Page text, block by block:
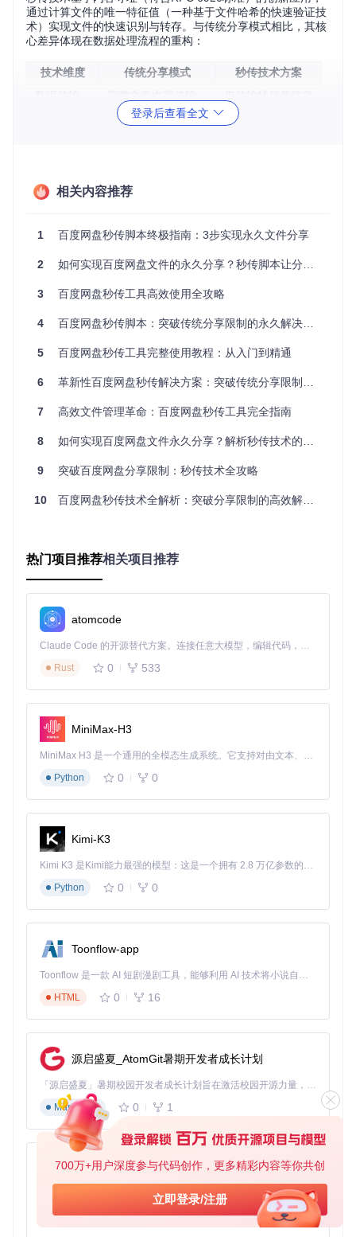
700万+用户深度参与代码创作，更多精彩内容等你共创
立即登录/注册
通过计算文件的唯一特征值（一种基于文件哈希的快速验证技
术）实现文件的快速识别与转存。与传统分享模式相比，其核
心差异体现在数据处理流程的重构：
技术维度 传统分享模式
秒传技术方案
重复文件多副本存储
单一文件多引用
方案象限：技术原理与系统架构
特征值计算的技术实现
秒传系统采用SHA-1与MD5双哈希算法组合，通过滑动窗口机
制对文件内容进行分块校验。当用户请求生成秒传链接时，系
统首先计算文件的整体哈希值，再对关键数据块进行二次校
验，确保特征值的唯一性和抗碰撞能力。这种双层校验机制既
满足了识别精度要求，又控制了计算资源消耗。
责文件特征值计算与界面交互，服务端处理特征值匹配与权限
算，再通过API接口与网盘服务端进行比对验证，整个过程不
尽管秒传技术带来显著优势，仍存在三方面限制：一是依赖网
盘服务端的文件索引机制，未被索引的文件无法实现秒传；二
是对于小于1MB的小文件，特征值计算的相对耗时可能超过直
实践象限：行业适配与操作工作流
开发者可利用秒传技术构建项目资源库，实现开发环境的快速
配置。具体工作流如下：
准备阶段：将开发环境配置文件、依赖库和工具包上传至
验证阶段：通过MD5校验工具确认转存文件完整性，启动
环境验证脚本
风险提示：敏感配置文件应进行加密处理，避免权限泄露导致
的安全风险。备选方案：对于包含隐私信息的开发资源，可采
教育资源分发方案
教育工作者可建立课程资源秒传库，实现教学材料的高效分
发：
准备阶段：按课程模块组织教学视频、课件和习题集，批
执行阶段：通过学习管理系统(LMS)定向分发秒传链接，
验证阶段：系统统计转存完成率，对未成功转存的学生提
供备用下载通道
0%，学生获取材料的平均等待时间从15分钟缩短至2分钟以
内。
内容创作者资源管理
内容创作者可构建个人素材库，实现创作资源的高效管理：
准备阶段：将常用素材分类存储，建立特征值索引目录
执行阶段：创作过程中通过秒传链接快速调用所需素材
验证阶段：使用素材版本控制工具确认素材完整性和最新
状态
效能优化建议：定期对素材库进行特征值更新，避免因文件修
改导致的秒传失效。可设置每周日凌晨自动执行特征值更新任
务，平衡资源消耗与时效性。
登录后查看全文
相关内容推荐
1 百度网盘秒传脚本终极指南：3步实现永久文件分享
2 如何实现百度网盘文件的永久分享？秒传脚本让分享不再失效
3 百度网盘秒传工具高效使用全攻略
4 百度网盘秒传脚本：突破传统分享限制的永久解决方案
5 百度网盘秒传工具完整使用教程：从入门到精通
6 革新性百度网盘秒传解决方案：突破传统分享限制的永久文件传输技术
7 高效文件管理革命：百度网盘秒传工具完全指南
8 如何实现百度网盘文件永久分享？解析秒传技术的高效传输方案
9 突破百度网盘分享限制：秒传技术全攻略
10 百度网盘秒传技术全解析：突破分享限制的高效解决方案
热门项目推荐相关项目推荐
atomcode
Claude Code 的开源替代方案。连接任意大模型，编辑代码，运行命令，自动验证 — 全自动执行。用 Rust 构建，极致性能。 ｜ An open-source alternative to Claude Code. Connect any LLM, edit code, run commands, and verify changes — autonomously. Built in Rust for speed. Get Started
Rust
0 533
MiniMax-H3
MiniMax H3 是一个通用的全模态生成系统。它支持对由文本、图像、视频和音频组成的多模态上下文进行统一理解，并能生成分辨率高达 2K、时长可达 15 秒的带原生立体声音频的视频。得益于面向任务泛化的系统设计，H3 在预训练阶段就已具备广泛的多模态上下文理解与生成能力，能够出色地执行复杂的多模态指令。
Python
0 0
Kimi-K3
Kimi K3 是Kimi能力最强的模型：这是一个拥有 2.8 万亿参数的混合专家（MoE）模型，具备原生视觉理解能力，并支持 100 万 token 的上下文窗口。
Python
0 0
Toonflow-app
Toonflow 是一款 AI 短剧漫剧工具，能够利用 AI 技术将小说自动转化为剧本，并结合 AI 生成的图片和视频，实现高效的短剧创作。借助 Toonflow，可以轻松完成从文字到影像的全流程，让短剧制作变得更加智能与便捷。
HTML
0 16
源启盛夏_AtomGit暑期开发者成长计划
「源启盛夏」暑期校园开发者成长计划旨在激活校园开源力量，通过积分激励、认证扶持、资源倾斜等形式，引导高校组织和开发者完成「入驻 — 建项目 — 做贡献 — 获认证 — 得资源」的完整闭环。无论你是想带领社团入驻平台的组织者，还是希望用代码贡献证明自己的开发者，都能在这里找到属于你的成长路径。
Markdown
0 1
AionUi
免费、本地、开源的 24/7 全天候 Cowork 应用，以及适用于 Gemini CLI、Claude Code、Codex、OpenCode、Qwen Code、Goose CLI、Auggie 等的 OpenClaw | 🌟 喜欢就点star吧
TypeScript
0 6